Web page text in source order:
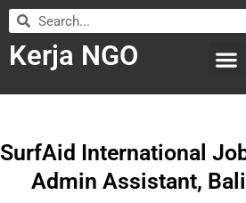
Kerja NGO
SurfAid International
Admin Assistant,